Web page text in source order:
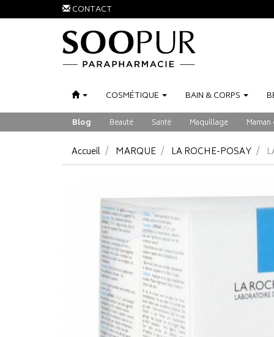
CONTACT
COSMÉTIQUE BAIN &CORPS
Blog Beauté Santé Maquillage
Accueil MARQUE LA ROCHE-POSAY